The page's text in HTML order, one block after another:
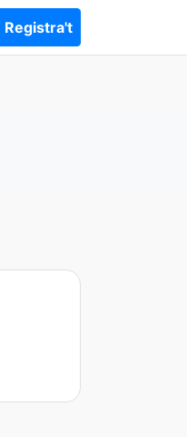
Registra't